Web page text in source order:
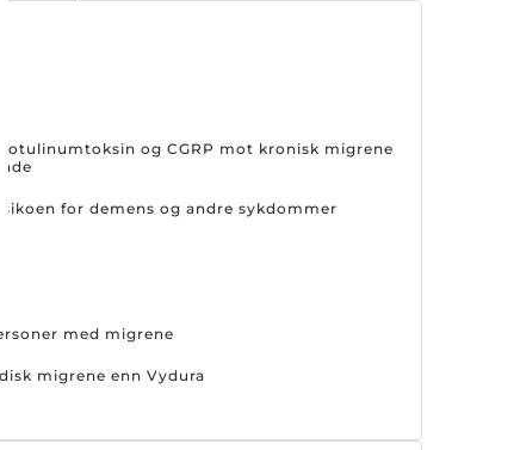
og CGRP mot kronisk migrene
for demens og andre sykdommer
med migrene
migrene enn Vydura